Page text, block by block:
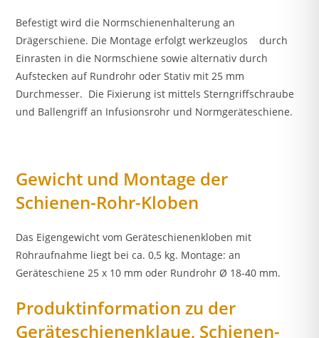
Befestigt wird die Normschienenhalterung an
Drägerschiene. Die Montage erfolgt werkzeuglos durch
Einrasten in die Normschiene sowie alternativ durch
Aufstecken auf Rundrohr oder Stativ mit 25 mm
Durchmesser. Die Fixierung ist mittels Sterngriffschraube
und Ballengriff an Infusionsrohr und Normgeräteschiene.
Gewicht und Montage der
Schienen-Rohr-Kloben
Das Eigengewicht vom Geräteschienenkloben mit
Rohraufnahme liegt bei ca. 0,5 kg. Montage: an
Geräteschiene 25 x 10 mm oder Rundrohr Ø 18-40 mm.
Produktinformation zu der
Geräteschienenklaue, Schienen-